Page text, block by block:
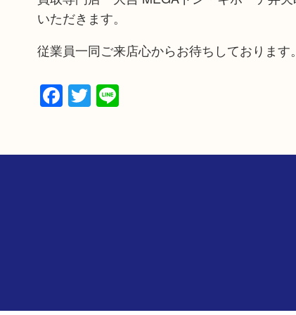
いただきます。
従業員一同ご来店心からお待ちしております。
Facebook
Twitter
Line